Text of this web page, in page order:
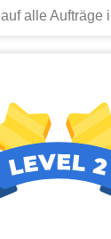
auf alle Aufträge